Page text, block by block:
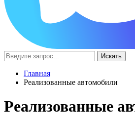
Искать
Главная
Реализованные автомобили
Реализованные